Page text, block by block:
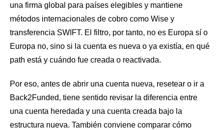
una firma global para países elegibles y mantiene
métodos internacionales de cobro como Wise y
transferencia SWIFT. El filtro, por tanto, no es Europa sí o
Europa no, sino si la cuenta es nueva o ya existía, en qué
path está y cuándo fue creada o reactivada.
Por eso, antes de abrir una cuenta nueva, resetear o ir a
Back2Funded, tiene sentido revisar la diferencia entre
una cuenta heredada y una cuenta creada bajo la
estructura nueva. También conviene comparar cómo